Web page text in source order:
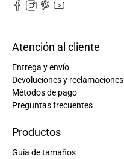
Atención al cliente
Entrega y envío
Devoluciones y reclamaciones
Métodos de pago
Preguntas frecuentes
Productos
Guía de tamaños